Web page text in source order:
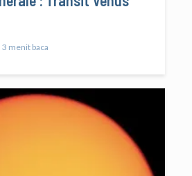
3 menit baca